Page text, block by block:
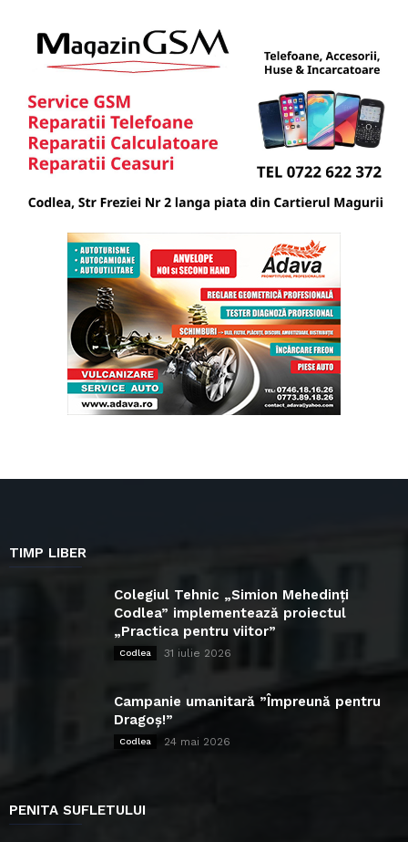
TIMP LIBER
Colegiul Tehnic „Simion Mehedinți
Codlea” implementează proiectul
„Practica pentru viitor”
Codlea 31 iulie 2026
Campanie umanitară ”Împreună pentru
Dragoș!”
Codlea 24 mai 2026
PENITA SUFLETULUI